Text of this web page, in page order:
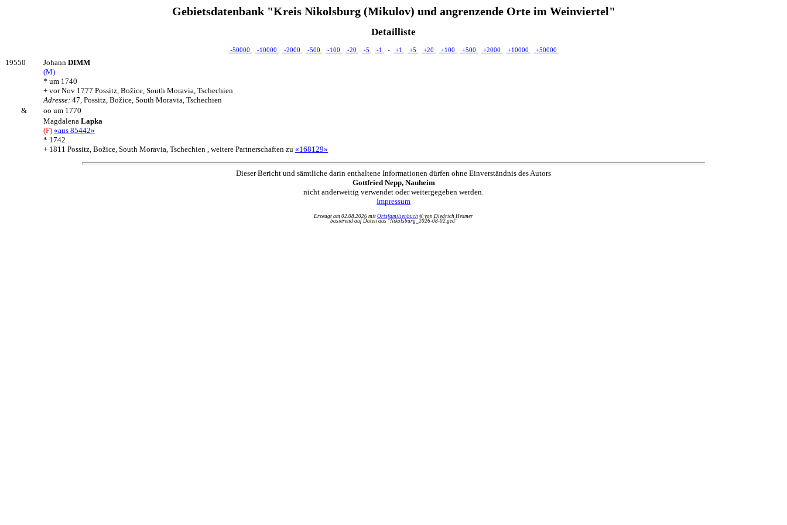
Gebietsdatenbank "Kreis Nikolsburg (Mikulov) und angrenzende Orte im Weinviertel"
Detailliste
-50000 -10000 -2000 -500 -100 -20 -5 -1 - +1 +5 +20 +100 +500 +2000 +10000 +50000
19550 Johann DIMM
(M)
* um 1740
+ vor Nov 1777 Possitz, Božice, South Moravia, Tschechien
Adresse: 47, Possitz, Božice, South Moravia, Tschechien
&
oo um 1770
Magdalena Lapka
(F) «aus 85442»
* 1742
+ 1811 Possitz, Božice, South Moravia, Tschechien , weitere Partnerschaften zu «168129»
Dieser Bericht und sämtliche darin enthaltene Informationen dürfen ohne Einverständnis des Autors
Gottfried Nepp, Nauheim
nicht anderweitig verwendet oder weitergegeben werden.
Impressum
Erzeugt am 02.08.2026 mit Ortsfamilienbuch © von Diedrich Hesmer
basierend auf Daten aus "Nikolsburg_2026-08-02.ged"